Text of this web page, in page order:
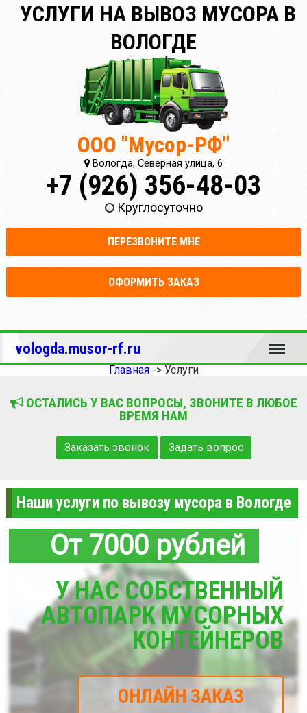
УСЛУГИ НА ВЫВОЗ МУСОРА В
ВОЛОГДЕ
ООО "Мусор-РФ"
Вологда, Северная улица, 6
+7 (926) 356-48-03
Круглосуточно
ПЕРЕЗВОНИТЕ МНЕ
ОФОРМИТЬ ЗАКАЗ
vologda.musor-rf.ru Меню
Главная-> Услуги
ОСТАЛИСЬ У ВАС ВОПРОСЫ, ЗВОНИТЕ В ЛЮБОЕ
ВРЕМЯ НАМ
Заказать звонок Задать вопрос
Наши услуги по вывозу мусора в Вологде
От 7000 рублей
У НАС СОБСТВЕННЫЙ
АВТОПАРК МУСОРНЫХ
КОНТЕЙНЕРОВ
ОНЛАЙН ЗАКАЗ